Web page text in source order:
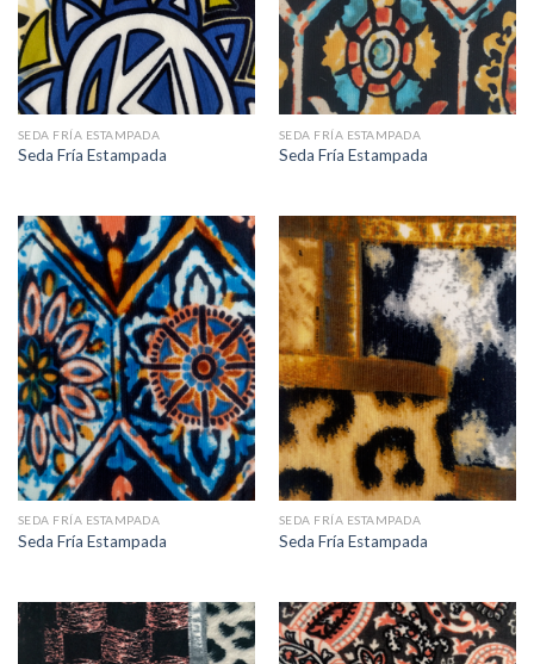
SEDA FRÍA ESTAMPADA
Seda Fría Estampada
SEDA FRÍA ESTAMPADA
Seda Fría Estampada
SEDA FRÍA ESTAMPADA
Seda Fría Estampada
SEDA FRÍA ESTAMPADA
Seda Fría Estampada